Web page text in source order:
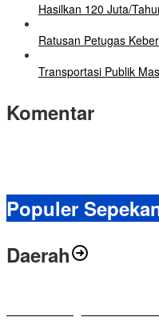
Hasilkan 120 Juta/
Ratusan Petugas
Transportasi Publik
Komentar
Populer
Daerah